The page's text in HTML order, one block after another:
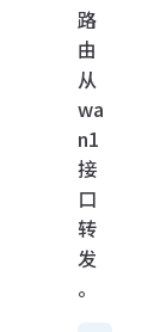
路
由
从
wa
n1
接
口
转
发
。